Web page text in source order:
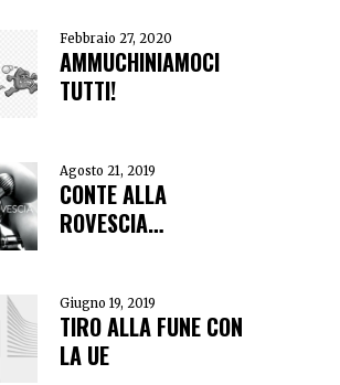
Febbraio 27, 2020
AMMUCHINIAMOCI
TUTTI!
Agosto 21, 2019
CONTE ALLA
ROVESCIA…
Giugno 19, 2019
TIRO ALLA FUNE CON
LA UE